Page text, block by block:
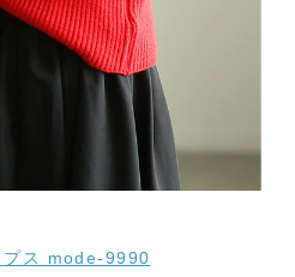
プス mode-9990